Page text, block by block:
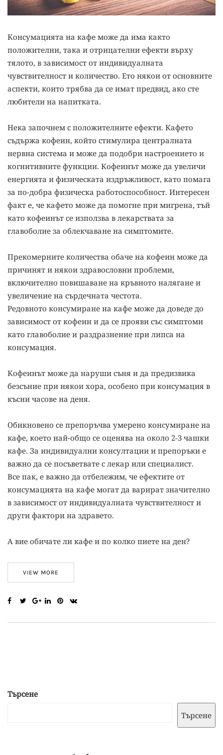
Консумацията на кафе може да има както
положителни, така и отрицателни ефекти върху
тялото, в зависимост от индивидуалната
чувствителност и количество. Ето някои от основните
аспекти, които трябва да се имат предвид, ако сте
любители на напитката.
Нека започнем с положителните ефекти. Кафето
съдържа кофеин, който стимулира централната
нервна система и може да подобри настроението и
когнитивните функции. Кофеинът може да увеличи
енергията и физическата издръжливост, като помага
за по-добра физическа работоспособност. Интересен
факт е, че кафето може да помогне при мигрена, тъй
като кофеинът се използва в лекарствата за
главоболие за облекчаване на симптомите.
Прекомерните количества обаче на кофеин може да
причинят и някои здравословни проблеми,
включително повишаване на кръвното налягане и
увеличение на сърдечната честота.
Редовното консумиране на кафе може да доведе до
зависимост от кофеин и да се прояви със симптоми
като главоболие и раздразнение при липса на
консумация.
Кофеинът може да наруши съня и да предизвика
безсъние при някои хора, особено при консумация в
късни часове на деня.
Обикновено се препоръчва умерено консумиране на
кафе, което най-общо се оценява на около 2-3 чашки
кафе. За индивидуални консултации и препоръки е
важно да се посъветвате с лекар или специалист.
Все пак, е важно да отбележим, че ефектите от
консумацията на кафе могат да варират значително
в зависимост от индивидуалната чувствителност и
други фактори на здравето.
А вие обичате ли кафе и по колко пиете на ден?
VIEW MORE
Търсене
Търсене